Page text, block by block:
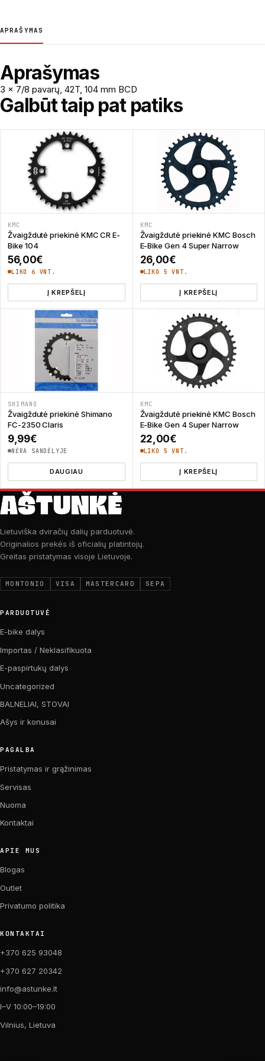
APRAŠYMAS
Aprašymas
3 x 7/8 pavarų, 42T, 104 mm BCD
Galbūt taip pat patiks
KMC
Žvaigždutė priekinė KMC CR E-
Bike 104
56,00€
LIKO 6 VNT.
Į KREPŠELĮ
KMC
Žvaigždutė priekinė KMC Bosch
E-Bike Gen 4 Super Narrow
26,00€
LIKO 5 VNT.
Į KREPŠELĮ
SHIMANO
Žvaigždutė priekinė Shimano
FC-2350 Claris
9,99€
NĖRA SANDĖLYJE
DAUGIAU
KMC
Žvaigždutė priekinė KMC Bosch
E-Bike Gen 4 Super Narrow
22,00€
LIKO 5 VNT.
Į KREPŠELĮ
Lietuviška dviračių dalių parduotuvė.
Originalios prekės iš oficialių platintojų.
Greitas pristatymas visoje Lietuvoje.
MONTONIO VISA MASTERCARD SEPA
PARDUOTUVĖ
E-bike dalys
Importas / Neklasifikuota
E-paspirtukų dalys
Uncategorized
BALNELIAI, STOVAI
Ašys ir konusai
PAGALBA
Pristatymas ir grąžinimas
Servisas
Nuoma
Kontaktai
APIE MUS
Blogas
Outlet
Privatumo politika
KONTAKTAI
+370 625 93048
+370 627 20342
info@astunke.lt
I–V 10:00–19:00
Vilnius, Lietuva